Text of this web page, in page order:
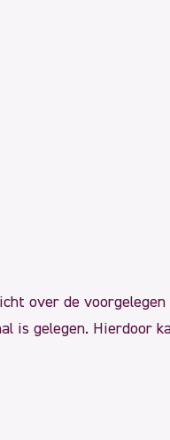
over de
is gelegen. Hierdoor